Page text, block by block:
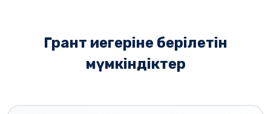
Грант иегеріне берілетін
мүмкіндіктер